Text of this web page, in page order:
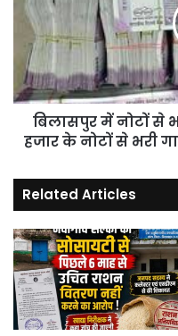
पच्चीस
हजार
जुर्माना
देने
का
आदेश
पारित
गाड़ी
जप्त
पांच
और
हजार
नोटों
से
भरी
गाड़ी
देख
पुलिस
वालों
बिलासपुर में नोटों से
हजार के नोटों से भरी
Related Articles